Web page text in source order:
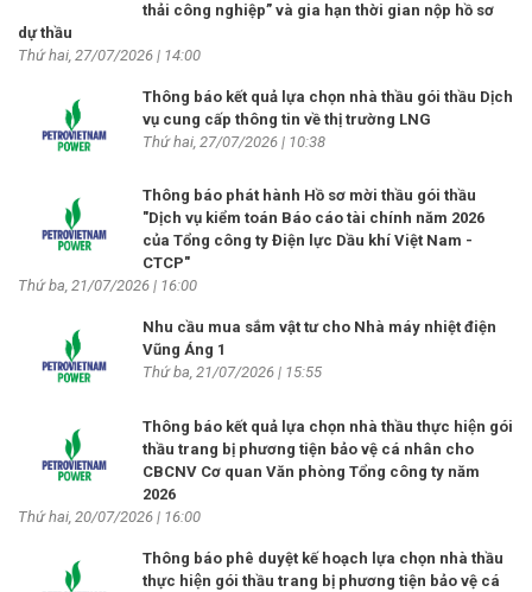
thải công nghiệp” và gia hạn thời gian nộp hồ sơ
dự thầu
Thứ hai, 27/07/2026 | 14:00
Thông báo kết quả lựa chọn nhà thầu gói thầu Dịch
vụ cung cấp thông tin về thị trường LNG
Thứ hai, 27/07/2026 | 10:38
Thông báo phát hành Hồ sơ mời thầu gói thầu
"Dịch vụ kiểm toán Báo cáo tài chính năm 2026
của Tổng công ty Điện lực Dầu khí Việt Nam -
CTCP"
Thứ ba, 21/07/2026 | 16:00
Nhu cầu mua sắm vật tư cho Nhà máy nhiệt điện
Vũng Áng 1
Thứ ba, 21/07/2026 | 15:55
Thông báo kết quả lựa chọn nhà thầu thực hiện gói
thầu trang bị phương tiện bảo vệ cá nhân cho
CBCNV Cơ quan Văn phòng Tổng công ty năm
2026
Thứ hai, 20/07/2026 | 16:00
Thông báo phê duyệt kế hoạch lựa chọn nhà thầu
thực hiện gói thầu trang bị phương tiện bảo vệ cá